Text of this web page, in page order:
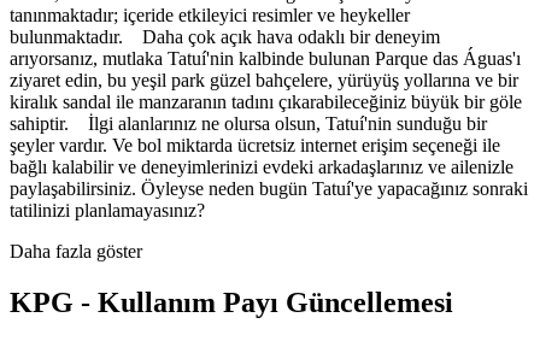
tanınmaktadır; içeride etkileyici resimler ve heykeller
bulunmaktadır. Daha çok açık hava odaklı bir deneyim
arıyorsanız, mutlaka Tatuí'nin kalbinde bulunan Parque das Águas'ı
ziyaret edin, bu yeşil park güzel bahçelere, yürüyüş yollarına ve bir
kiralık sandal ile manzaranın tadını çıkarabileceğiniz büyük bir göle
sahiptir. İlgi alanlarınız ne olursa olsun, Tatuí'nin sunduğu bir
şeyler vardır. Ve bol miktarda ücretsiz internet erişim seçeneği ile
bağlı kalabilir ve deneyimlerinizi evdeki arkadaşlarınız ve ailenizle
paylaşabilirsiniz. Öyleyse neden bugün Tatuí'ye yapacağınız sonraki
tatilinizi planlamayasınız?
Daha fazla göster
KPG - Kullanım Payı Güncellemesi